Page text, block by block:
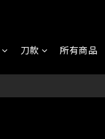
刀款 所有商品